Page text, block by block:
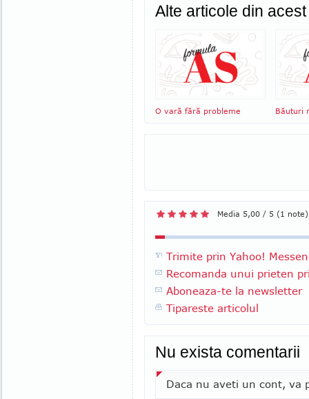
Alte articole din
O vară fără probleme Băuturi
Media 5,00 / 5 (1 note)
Trimite prin Yahoo!
Recomanda unui prieten
Aboneaza-te la newsletter
Tipareste articolul
Nu exista comentarii
Daca nu aveti un cont, va